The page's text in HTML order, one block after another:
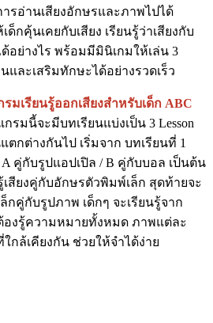
รอ่านเสียงอักษรและภาพไปได้
กคุ้นเคยกับเสียง เรียนรู้ว่าเสียงกับ
อย่างไร พร้อมมีมินิเกมให้เล่น 3
และเสริมทักษะได้อย่างรวดเร็ว
รมเรียนรู้ออกเสียงสำหรับเด็ก ABC
กรมนี้จะมีบทเรียนแบ่งเป็น 3 Lesson
กต่างกันไป เริ่มจาก บทเรียนที่ 1
A คู่กับรูปแอปเปิล / B คู่กับบอล เป็นต้น
เสียงคู่กับอักษรตัวพิมพ์เล็ก สุดท้ายจะ
กคู่กับรูปภาพ เด็กๆ จะเรียนรู้จาก
งรู้ความหมายทั้งหมด ภาพแต่ละ
กล้เคียงกัน ช่วยให้จำได้ง่าย